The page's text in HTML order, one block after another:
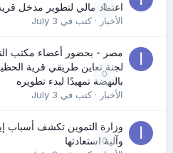
0
اعتماد مالي لتطوير مدخل
الأخبار· كتب في July 3
0
مصر - بحضور أعضاء مكتب
لجنة تعاين طريقي قرية
بالنهضة تمهيدًا لبدء تطويره
الأخبار· كتب في July 3
0
وزارة التموين تكشف أسباب
وآلية استعادتها